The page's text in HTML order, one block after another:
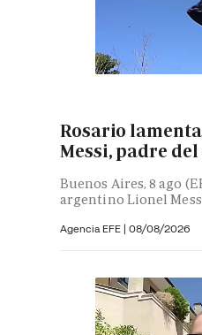
Rosario
Messi, padre
Buenos Aires, 8 ago
argentino Lionel
Agencia EFE | 08/08/2026